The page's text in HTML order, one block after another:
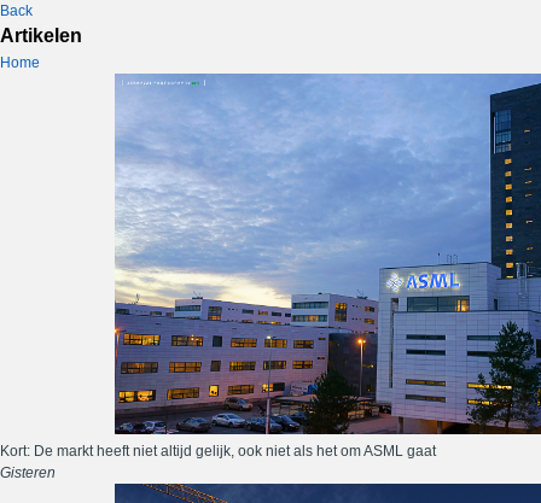
Back
Artikelen
Home
Kort: De markt heeft niet altijd gelijk, ook niet als het om ASML gaat
Gisteren